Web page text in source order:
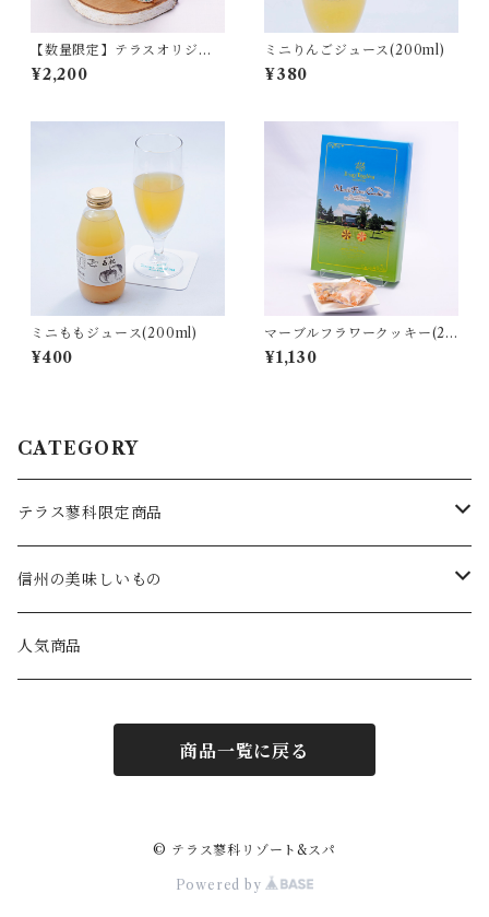
【数量限定】テラスオリジナ
ルベア
¥2,200
ミニりんごジュース(200ml)
¥380
ミニももジュース(200ml)
¥400
マーブルフラワークッキー(20
個入)
¥1,130
CATEGORY
テラス蓼科限定商品
食べもの
ブルーベリーコンポート
飲みもの
ミネラルウォーター
作務衣・パジャマ
信州の美味しいもの
食べもの
人気商品
商品一覧に戻る
© テラス蓼科リゾート&スパ
Powered by